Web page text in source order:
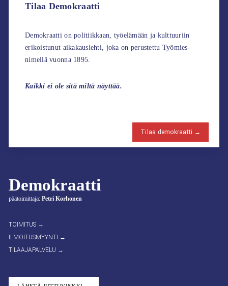
Demokraatti
päätoimittaja: Petri Korhonen
TOIMITUS →
ILMOITUSMYYNTI →
TILAAJAPALVELU →
Tilaa Demokraatti
Demokraatti on politiikkaan, työelämään ja kulttuuriin
erikoistunut aikakauslehti, joka on perustettu Työmies-
nimellä vuonna 1895.
Kaikki ei ole sitä miltä näyttää.
Tilaa demokraatti →